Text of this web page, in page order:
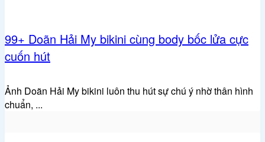
99+ Doãn Hải My bikini cùng body bốc lửa cực
cuốn hút
Ảnh Doãn Hải My bikini luôn thu hút sự chú ý nhờ thân hình
chuẩn, ...